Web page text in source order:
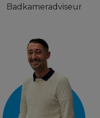
Badkameradviseur